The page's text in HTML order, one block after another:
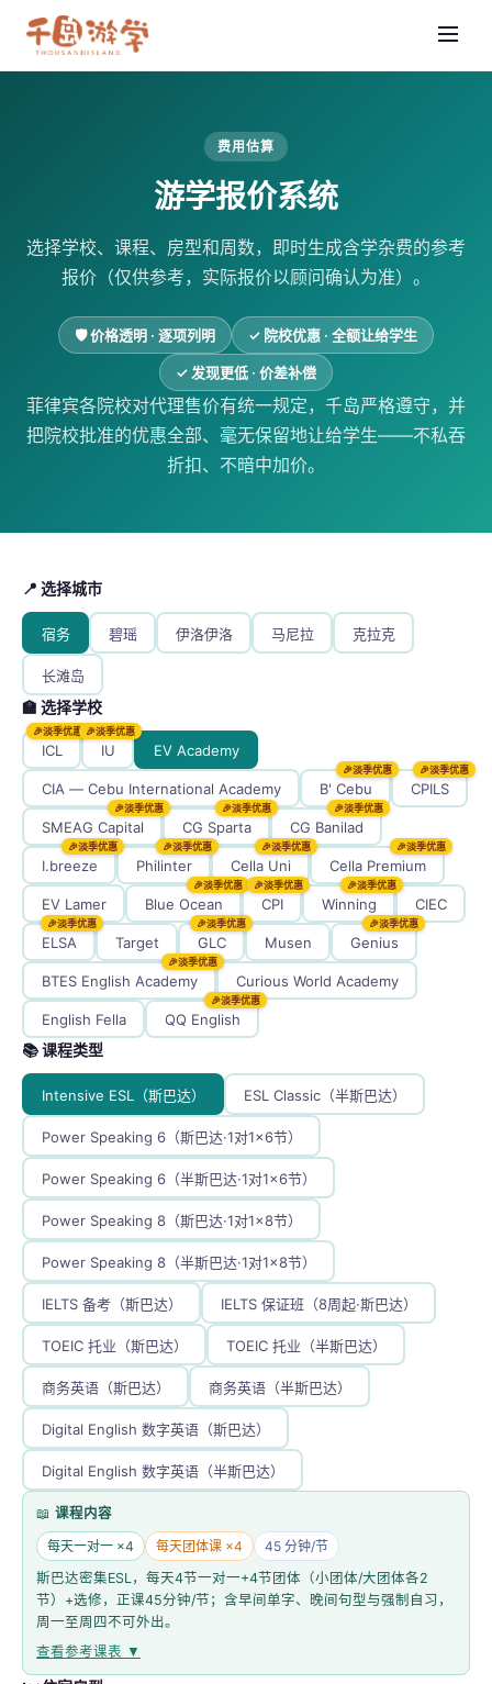
费用估算
游学报价系统
选择学校、课程、房型和周数，即时生成含学杂费的参考
报价（仅供参考，实际报价以顾问确认为准）。
🛡 价格透明 · 逐项列明 ✓ 院校优惠 · 全额让给学生
✓ 发现更低 · 价差补偿
菲律宾各院校对代理售价有统一规定，千岛严格遵守，并
把院校批准的优惠全部、毫无保留地让给学生——不私吞
折扣、不暗中加价。
📍 选择城市
宿务 碧瑶 伊洛伊洛 马尼拉 克拉克
长滩岛
🏫 选择学校
ICL
🎉淡季优惠
IU
🎉淡季优惠
EV Academy
CIA — Cebu International Academy B' Cebu
🎉淡季优惠
CPILS
🎉淡季优惠
SMEAG Capital
🎉淡季优惠
CG Sparta
🎉淡季优惠
CG Banilad
🎉淡季优惠
I.breeze
🎉淡季优惠
Philinter
🎉淡季优惠
Cella Uni
🎉淡季优惠
Cella Premium
🎉淡季优惠
EV Lamer Blue Ocean
🎉淡季优惠
CPI
🎉淡季优惠
Winning
🎉淡季优惠
CIEC
ELSA
🎉淡季优惠
Target GLC
🎉淡季优惠
Musen Genius
🎉淡季优惠
BTES English Academy
🎉淡季优惠
Curious World Academy
English Fella QQ English
🎉淡季优惠
📚 课程类型
Intensive ESL（斯巴达） ESL Classic（半斯巴达）
Power Speaking 6（斯巴达·1对1×6节）
Power Speaking 6（半斯巴达·1对1×6节）
Power Speaking 8（斯巴达·1对1×8节）
Power Speaking 8（半斯巴达·1对1×8节）
IELTS 备考（斯巴达） IELTS 保证班（8周起·斯巴达）
TOEIC 托业（斯巴达） TOEIC 托业（半斯巴达）
商务英语（斯巴达） 商务英语（半斯巴达）
Digital English 数字英语（斯巴达）
Digital English 数字英语（半斯巴达）
📖 课程内容
每天一对一 ×4 每天团体课 ×4 45 分钟/节
斯巴达密集ESL，每天4节一对一+4节团体（小团体/大团体各2
节）+选修，正课45分钟/节；含早间单字、晚间句型与强制自习，
周一至周四不可外出。
查看参考课表 ▼